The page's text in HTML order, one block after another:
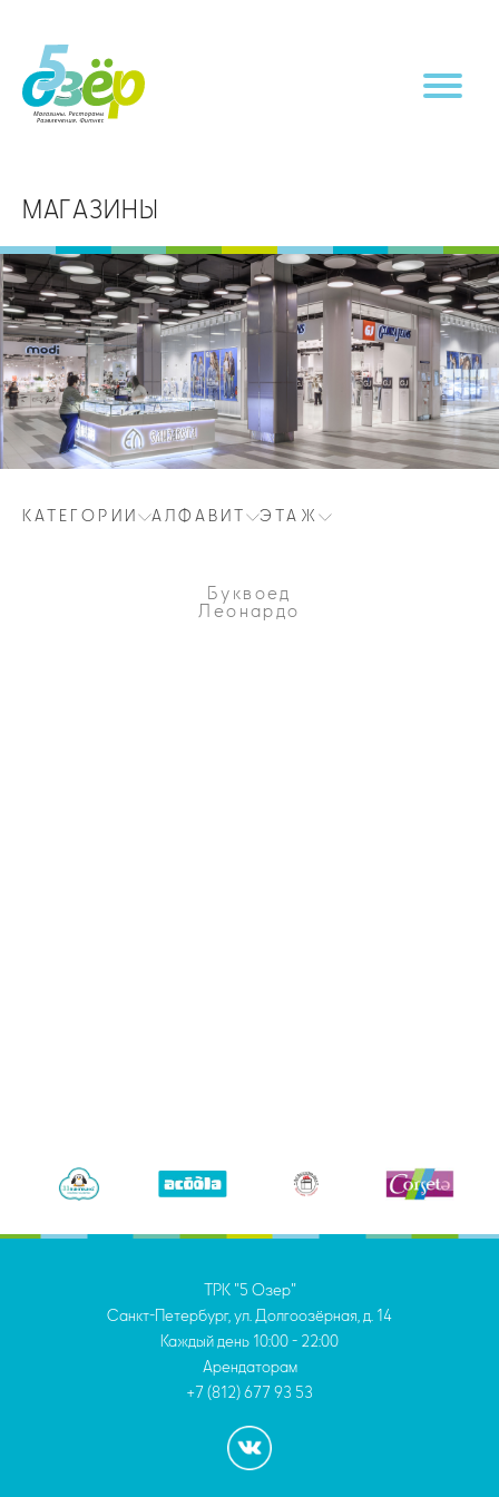
МАГАЗИНЫ
КАТЕГОРИИ АЛФАВИТ ЭТАЖ
Буквоед
Леонардо
Каждый день 10:00 - 22:00
Арендаторам
+7 (812) 677 93 53
ТРК "5 Озер"
Санкт-Петербург, ул. Долгоозёрная, д. 14